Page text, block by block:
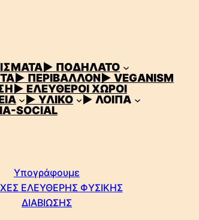
▶ ΠΟΔΗΛΑΤΟ
▶ ΠΕΡΙΒΑΛΛΟΝ▶ VEGANISM
▶ ΕΛΕΥΘΕΡΟΙ ΧΩΡΟΙ
▶ ΥΛΙΚΟ
▶ ΛΟΙΠΑ
SOCIAL
Υπογράφουμε
ΕΛΕΥΘΕΡΗΣ ΦΥΣΙΚΗΣ
ΔΙΑΒΙΩΣΗΣ